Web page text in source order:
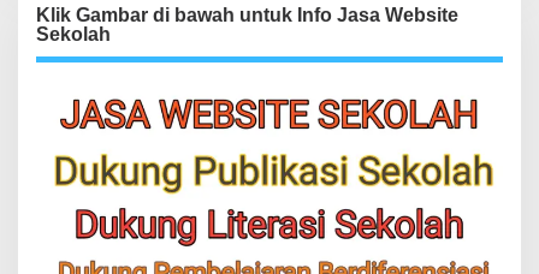
Klik Gambar di bawah untuk Info Jasa Website
Sekolah